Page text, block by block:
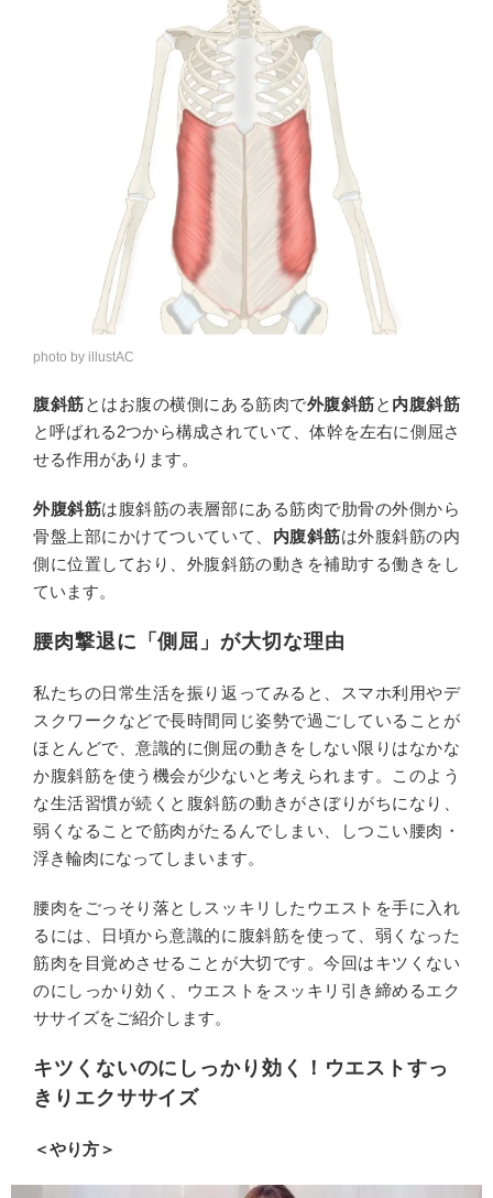
photo by illustAC
腹斜筋とはお腹の横側にある筋肉で外腹斜筋と 内腹斜筋
と呼ばれる2つから構成されていて、体幹を左右に側屈さ
せる作用があります。
外腹斜筋は腹斜筋の表層部にある筋肉で肋骨の外側から
骨盤上部にかけてついていて、 内腹斜筋は外腹斜筋の内
側に位置しており、外腹斜筋の動きを補助する働きをし
ています。
腰肉撃退に「側屈」が大切な理由
私たちの日常生活を振り返ってみると、スマホ利用やデ
スクワークなどで長時間同じ姿勢で過ごしていることが
ほとんどで、意識的に側屈の動きをしない限りはなかな
か腹斜筋を使う機会が少ないと考えられます。このよう
な生活習慣が続くと腹斜筋の動きがさぼりがちになり、
弱くなることで筋肉がたるんでしまい、しつこい腰肉・
浮き輪肉になってしまいます。
腰肉をごっそり落としスッキリしたウエストを手に入れ
るには、日頃から意識的に腹斜筋を使って、弱くなった
筋肉を目覚めさせることが大切です。今回はキツくない
のにしっかり効く、ウエストをスッキリ引き締めるエク
ササイズをご紹介します。
キツくないのにしっかり効く！ウエストすっ
きりエクササイズ
＜やり方＞